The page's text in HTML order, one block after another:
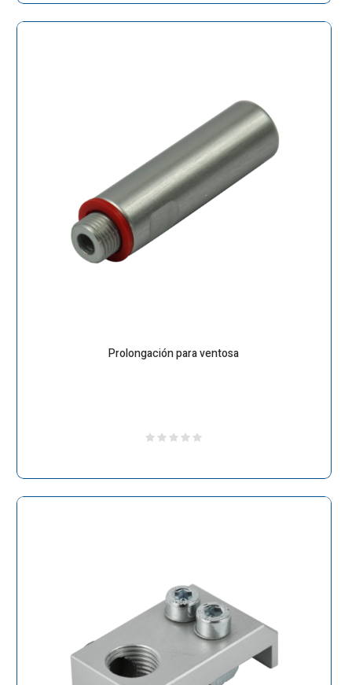
Prolongación para ventosa